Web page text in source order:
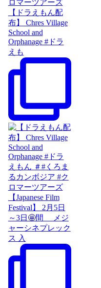
【ドラえもん配
布】 Chres Village
School and
Orphanage #ドラ
えも
【Japanese Film
Festival】 2月5日
～3日🤩間 メジ
ャーシネプレック
ス 入